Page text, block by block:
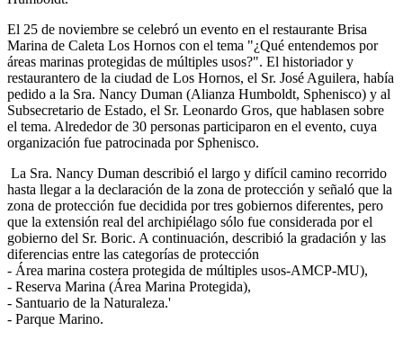
El 25 de noviembre se celebró un evento en el restaurante Brisa
Marina de Caleta Los Hornos con el tema "¿Qué entendemos por
áreas marinas protegidas de múltiples usos?". El historiador y
restaurantero de la ciudad de Los Hornos, el Sr. José Aguilera, había
pedido a la Sra. Nancy Duman (Alianza Humboldt, Sphenisco) y al
Subsecretario de Estado, el Sr. Leonardo Gros, que hablasen sobre
el tema. Alrededor de 30 personas participaron en el evento, cuya
organización fue patrocinada por Sphenisco.
La Sra. Nancy Duman describió el largo y difícil camino recorrido
hasta llegar a la declaración de la zona de protección y señaló que la
zona de protección fue decidida por tres gobiernos diferentes, pero
que la extensión real del archipiélago sólo fue considerada por el
gobierno del Sr. Boric. A continuación, describió la gradación y las
diferencias entre las categorías de protección
- Área marina costera protegida de múltiples usos-AMCP-MU),
- Reserva Marina (Área Marina Protegida),
- Santuario de la Naturaleza.'
- Parque Marino.